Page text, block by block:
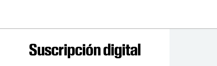
Suscripción digital